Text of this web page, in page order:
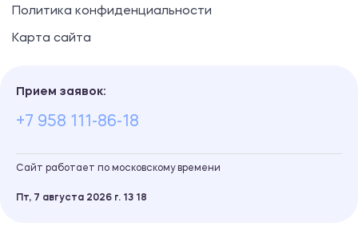
Политика конфиденциальности
Карта сайта
Прием заявок:
+7 958 111-86-18
Сайт работает по московскому времени
Пт, 7 августа 2026 г. 13 18